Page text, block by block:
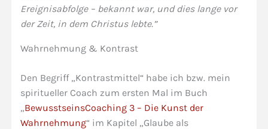
Ereignisabfolge – bekannt war, und dies lange vor
der Zeit, in dem Christus lebte.”
Wahrnehmung & Kontrast
Den Begriff „Kontrastmittel“ habe ich bzw. mein
spiritueller Coach zum ersten Mal im Buch
„BewusstseinsCoaching 3 – Die Kunst der
Wahrnehmung“ im Kapitel „Glaube als